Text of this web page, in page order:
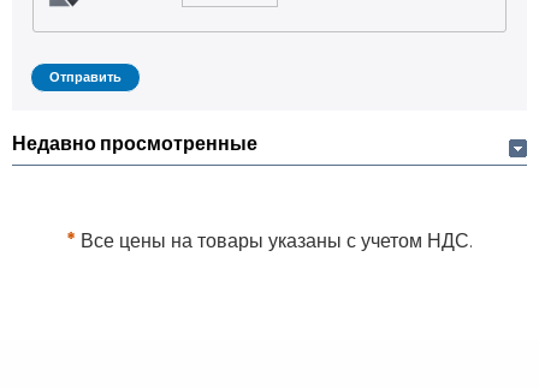
Недавно просмотренные
* Все цены на товары указаны с учетом НДС.